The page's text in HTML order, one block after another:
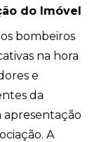
do Imóvel
bombeiros
na hora
e
da
apresentação
A